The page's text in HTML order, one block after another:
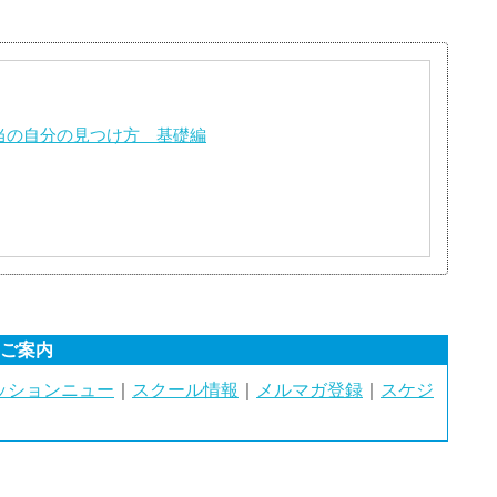
の自分の見つけ方 基礎編
案内
ションニュー ｜ スクール情報 ｜ メルマガ登録 ｜ スケジ